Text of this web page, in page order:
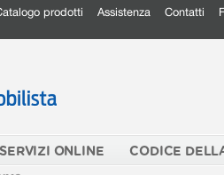
prodotti Assistenza Contatti
SERVIZI ONLINE CODICE